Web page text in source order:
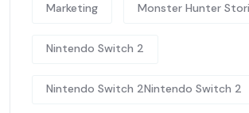
Marketing Monster Hunter
Nintendo Switch 2
Nintendo Switch 2Nintendo Switch 2